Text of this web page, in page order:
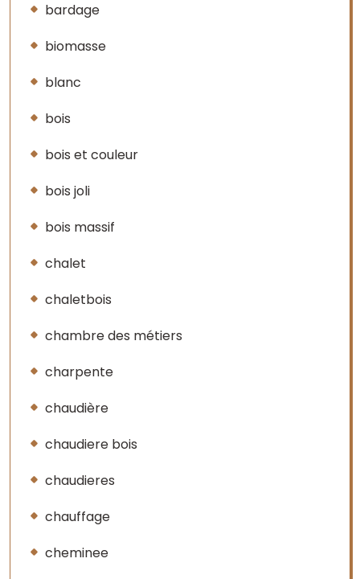
bardage
biomasse
blanc
bois
bois et couleur
bois joli
bois massif
chalet
chaletbois
chambre des métiers
charpente
chaudière
chaudiere bois
chaudieres
chauffage
cheminee